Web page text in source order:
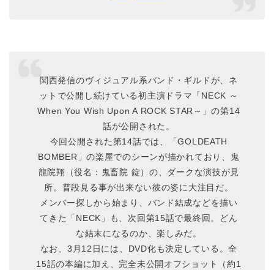
関西発信のヴィジュアル系バンド・ギルドが、ネ
ットで公開し続けている初主演ドラマ「NECK ～
When You Wish Upon A ROCK STAR～」の第14
話が公開された。
今回公開された第14話では、「GOLDEATH
BOMBER」の楽屋でのシーンが描かれており、鬼
龍院翔（役名：鬼畜院 錠）の、ダークな演技が見
所。普段見る事が出来ない彼の姿に大注目だ。
メンバー探しから始まり、バンド結成などを描い
てきた「NECK」も、次回第15話で最終回。どん
な結末になるのか、楽しみだ。
なお、3月12日には、DVD化も決定している。全
15話の本編に加え、完全未公開オフショット（約1